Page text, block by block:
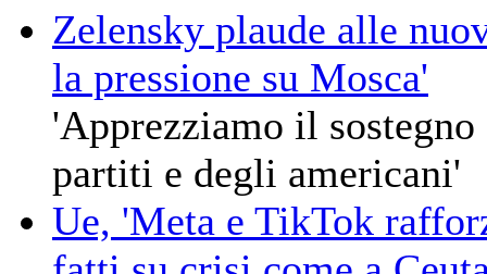
Zelensky plaude alle
la pressione su Mosca'
'Apprezziamo il
partiti e degli americani'
Ue, 'Meta e TikTok